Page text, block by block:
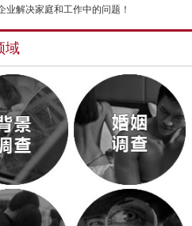
解决家庭和工作中的问题！
域